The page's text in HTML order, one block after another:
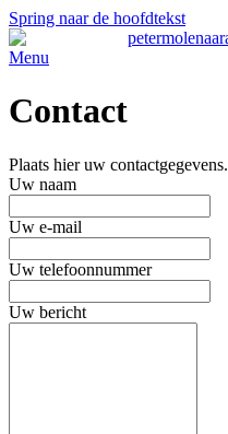
Spring naar de hoofdtekst
Menu
Contact
Plaats hier uw contactgegevens.
Uw naam
Uw e-mail
Uw telefoonnummer
Uw bericht